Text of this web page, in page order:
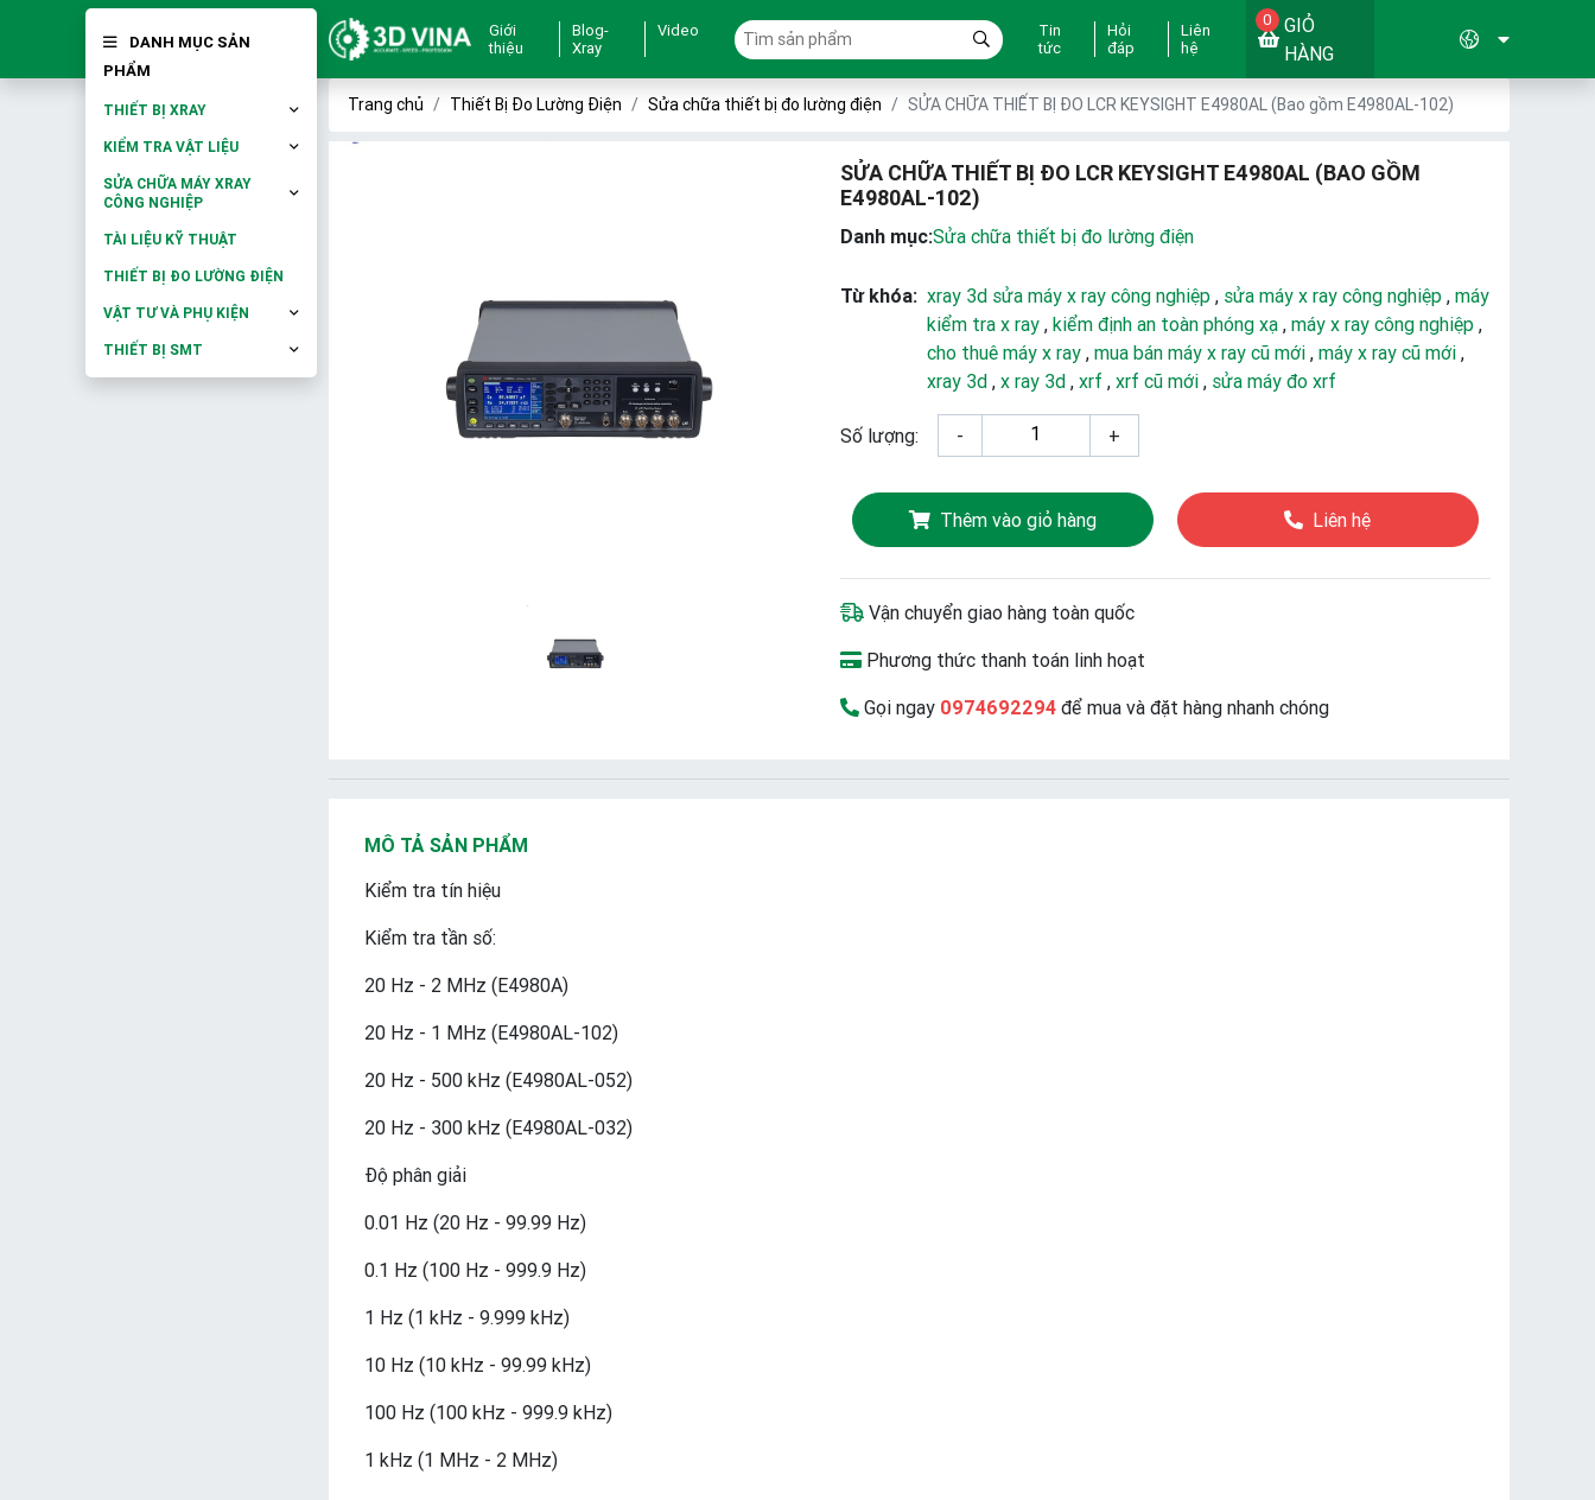
DANH MỤC SẢN
PHẨM
THIẾT BỊ XRAY
KIỂM TRA VẬT LIỆU
SỬA CHỮA MÁY XRAY
CÔNG NGHIỆP
TÀI LIỆU KỸ THUẬT
THIẾT BỊ ĐO LƯỜNG ĐIỆN
VẬT TƯ VÀ PHỤ KIỆN
THIẾT BỊ SMT
Giới
thiệu
Blog-
Xray
Video
Tin
tức
Hỏi
đáp
Liên
hệ
GIỎ
HÀNG
0
Trang chủ Thiết Bị Đo Lường Điện Sửa chữa thiết bị đo lường điện SỬA CHỮA THIẾT BỊ ĐO LCR KEYSIGHT E4980AL (Bao gồm E4980AL-102)
SỬA CHỮA THIẾT BỊ ĐO LCR KEYSIGHT E4980AL (BAO GỒM
E4980AL-102)
Danh mục:Sửa chữa thiết bị đo lường điện
Từ khóa: xray 3d sửa máy x ray công nghiệp, sửa máy x ray công nghiệp, máy
kiểm tra x ray, kiểm định an toàn phóng xạ, máy x ray công nghiệp,
cho thuê máy x ray, mua bán máy x ray cũ mới, máy x ray cũ mới,
xray 3d, x ray 3d, xrf , xrf cũ mới, sửa máy đo xrf
Số lượng: - +
Thêm vào giỏ hàng Liên hệ
Vận chuyển giao hàng toàn quốc
Phương thức thanh toán linh hoạt
Gọi ngay 0974692294để mua và đặt hàng nhanh chóng
MÔ TẢ SẢN PHẨM
Kiểm tra tín hiệu
Kiểm tra tần số:
20 Hz - 2 MHz (E4980A)
20 Hz - 1 MHz (E4980AL-102)
20 Hz - 500 kHz (E4980AL-052)
20 Hz - 300 kHz (E4980AL-032)
Độ phân giải
0.01 Hz (20 Hz - 99.99 Hz)
0.1 Hz (100 Hz - 999.9 Hz)
1 Hz (1 kHz - 9.999 kHz)
10 Hz (10 kHz - 99.99 kHz)
100 Hz (100 kHz - 999.9 kHz)
1 kHz (1 MHz - 2 MHz)